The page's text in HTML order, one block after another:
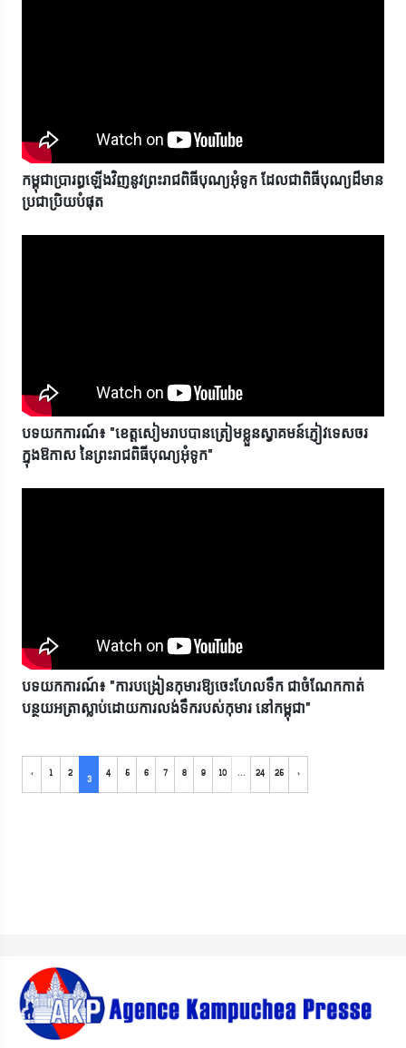
កម្ពុជាប្រារព្ធឡើងវិញនូវព្រះរាជពិធីបុណ្យអុំទូក ដែលជាពិធីបុណ្យដ៏មាន
ប្រជាប្រិយបំផុត
បទយកការណ៍៖ "ខេត្តសៀមរាបបានត្រៀមខ្លួនស្វាគមន៍ភ្ញៀវទេសចរ
ក្នុងឱកាស នៃព្រះរាជពិធីបុណ្យអុំទូក"
បទយកការណ៍៖ "ការបង្រៀនកុមារឱ្យចេះហែលទឹក ជាចំណែកកាត់
បន្ថយអត្រាស្លាប់ដោយការលង់ទឹករបស់កុមារ នៅកម្ពុជា"
‹ 1 2 3 4 5 6 7 8 9 10 ... 24 25 ›